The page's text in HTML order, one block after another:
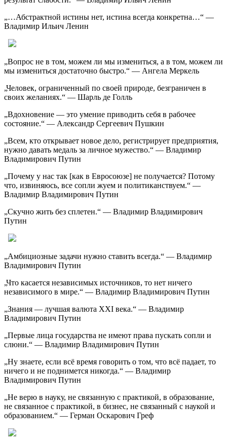
„…Абстрактной истины нет, истина всегда конкретна…“ —
Владимир Ильич Ленин
„Вопрос не в том, можем ли мы измениться, а в том, можем ли
мы измениться достаточно быстро.“ — Ангела Меркель
„Человек, ограниченный по своей природе, безграничен в
своих желаниях.“ — Шарль де Голль
„Вдохновение — это умение приводить себя в рабочее
состояние.“ — Александр Сергеевич Пушкин
„Всем, кто открывает новое дело, регистрирует предприятия,
нужно давать медаль за личное мужество.“ — Владимир
Владимирович Путин
„Почему у нас так [как в Евросоюзе] не получается? Потому
что, извиняюсь, все сопли жуем и политиканствуем.“ —
Владимир Владимирович Путин
„Скучно жить без сплетен.“ — Владимир Владимирович
Путин
„Амбициозные задачи нужно ставить всегда.“ — Владимир
Владимирович Путин
„Что касается независимых источников, то нет ничего
независимого в мире.“ — Владимир Владимирович Путин
„Знания — лучшая валюта XXI века.“ — Владимир
Владимирович Путин
„Первые лица государства не имеют права пускать сопли и
слюни.“ — Владимир Владимирович Путин
„Ну знаете, если всё время говорить о том, что всё падает, то
ничего и не поднимется никогда.“ — Владимир
Владимирович Путин
„Не верю в науку, не связанную с практикой, в образование,
не связанное с практикой, в бизнес, не связанный с наукой и
образованием.“ — Герман Оскарович Греф